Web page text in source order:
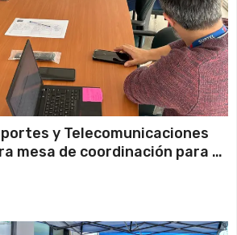
y Telecomunicaciones
mesa de coordinación para el
desuso en Iquique